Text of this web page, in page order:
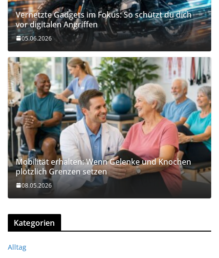
Vernetzte Gadgets im Fokus: So schützt du dich
vor digitalen Angriffen
05.06.2026
Mobilität erhalten: Wenn Gelenke und Knochen
plötzlich Grenzen setzen
08.05.2026
Kategorien
Alltag